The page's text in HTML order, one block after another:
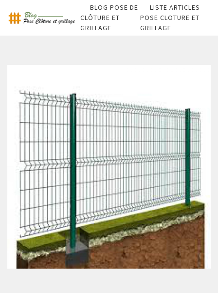
BLOG POSE DE
CLÔTURE ET
GRILLAGE
LISTE ARTICLES
POSE CLOTURE ET
GRILLAGE